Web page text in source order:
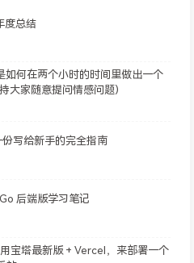
度总结
如何在两个小时的时间里做出一个
大家随意提问情感问题)
写给新手的完全指南
后端版学习笔记
宝塔最新版 + Vercel，来部署一个